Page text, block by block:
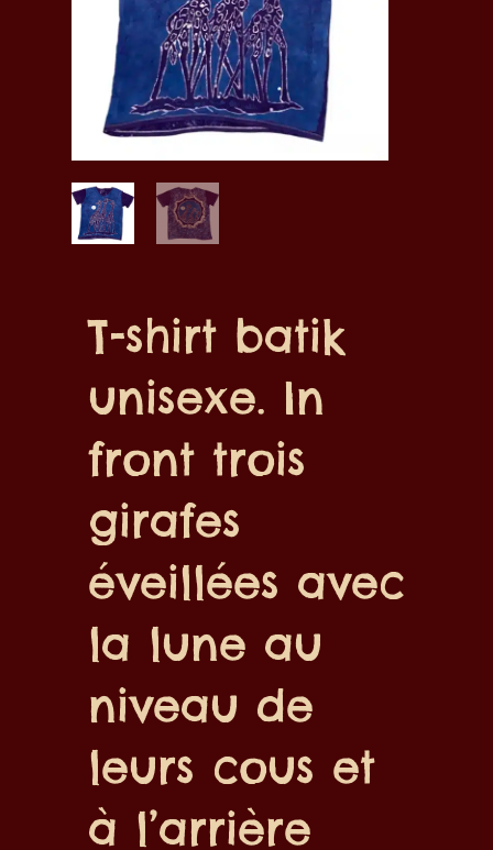
T-shirt batik
unisexe. In
front trois
girafes
éveillées avec
la lune au
niveau de
leurs cous et
à l’arrière